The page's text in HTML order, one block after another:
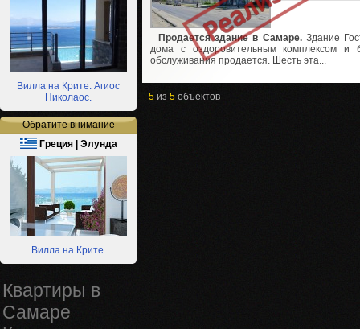
Вилла на Крите. Агиос
Николаос.
Обратите внимание
Греция | Элунда
Вилла на Крите.
Квартиры в
Самаре
Продается здание в Самаре. Здание
дома с оздоровительным комплексом и
обслуживания продается. Шесть эта...
5 из 5 объектов